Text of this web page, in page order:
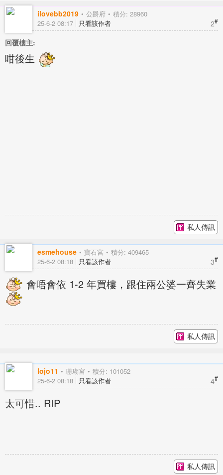
ilovebb2019 公爵府 積分: 28960
2#
25-6-2 08:17 只看該作者
回覆樓主:
咁後生
私人傳訊
esmehouse 寶石宮 積分: 409465
3#
25-6-2 08:18 只看該作者
會唔會依 1-2 年買樓，跟住兩公婆一齊失業
私人傳訊
lojo11 珊瑚宮 積分: 101052
4#
25-6-2 08:18 只看該作者
太可惜.. RIP
私人傳訊